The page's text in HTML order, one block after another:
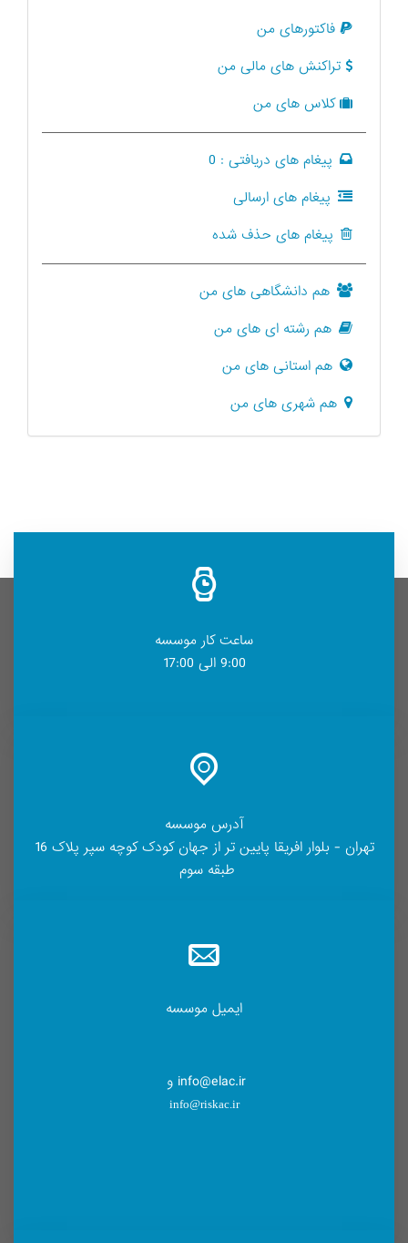
فاکتورهای من
تراکنش های مالی من
کلاس های من
پیغام های دریافتی : 0
پیغام های ارسالی
پیغام های حذف شده
هم دانشگاهی های من
هم رشته ای های من
هم استانی های من
هم شهری های من
ساعت کار موسسه
9:00 الی 17:00
آدرس موسسه
تهران - بلوار افریقا پایین تر از جهان کودک کوچه سپر پلاک 16
طبقه سوم
ایمیل موسسه
info@elac.ir و
info@riskac.ir